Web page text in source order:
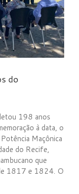
do
198 anos
à data, o
Maçônica
do Recife,
que
1817 e 1824. O